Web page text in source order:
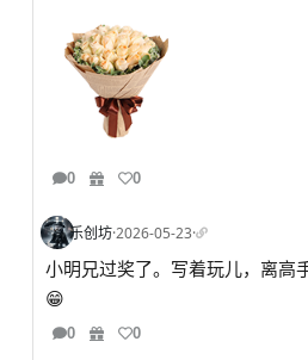
0 0
乐创坊·2026-05-23·
小明兄过奖了。写着玩儿，离高
😁
0 0